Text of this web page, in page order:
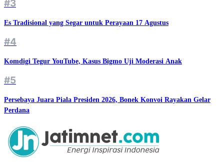
#3
Es Tradisional yang Segar untuk Perayaan 17 Agustus
#4
Komdigi Tegur YouTube, Kasus Bigmo Uji Moderasi Anak
#5
Persebaya Juara Piala Presiden 2026, Bonek Konvoi Rayakan Gelar
Perdana